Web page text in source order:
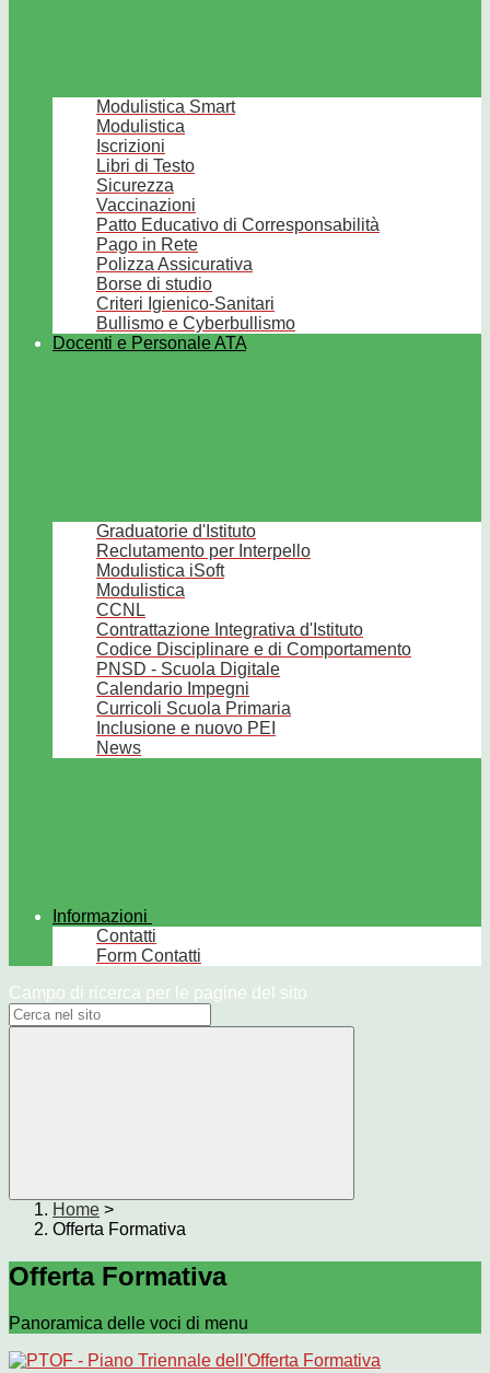
Modulistica Smart
Modulistica
Iscrizioni
Libri di Testo
Sicurezza
Vaccinazioni
Patto Educativo di Corresponsabilità
Pago in Rete
Polizza Assicurativa
Borse di studio
Criteri Igienico-Sanitari
Bullismo e Cyberbullismo
Docenti e Personale ATA
Graduatorie d'Istituto
Reclutamento per Interpello
Modulistica iSoft
Modulistica
CCNL
Contrattazione Integrativa d'Istituto
Codice Disciplinare e di Comportamento
PNSD - Scuola Digitale
Calendario Impegni
Curricoli Scuola Primaria
Inclusione e nuovo PEI
News
Informazioni
Contatti
Form Contatti
Campo di ricerca per le pagine del sito
Home >
Offerta Formativa
Offerta Formativa
Panoramica delle voci di menu